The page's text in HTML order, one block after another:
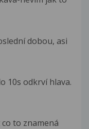
dobou, asi
10s odkrví hlava.
to znamená